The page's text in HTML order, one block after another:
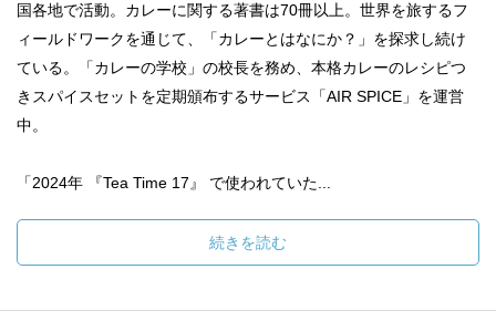
国各地で活動。カレーに関する著書は70冊以上。世界を旅するフ
ィールドワークを通じて、「カレーとはなにか？」を探求し続け
ている。「カレーの学校」の校長を務め、本格カレーのレシピつ
きスパイスセットを定期頒布するサービス「AIR SPICE」を運営
中。
「2024年 『Tea Time 17』 で使われていた...
続きを読む